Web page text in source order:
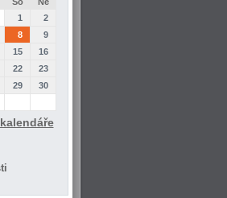
1
2
8
9
15
16
22
23
29
30